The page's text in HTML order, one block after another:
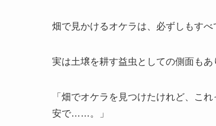
畑で見かけるオケラは、必ずしもすべ
実は土壌を耕す益虫としての側面も
「畑でオケラを見つけたけれど、こ
安で……。」